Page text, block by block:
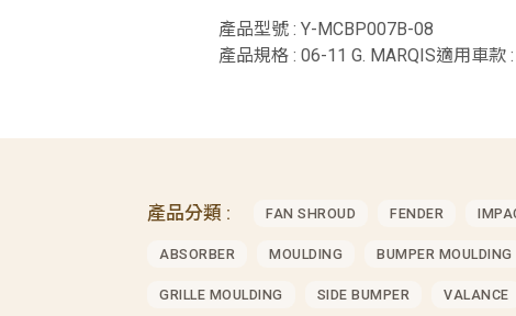
產品型號 : Y-MCBP007B-08
產品規格 : 06-11 G. MARQIS適用車款 :
產品分類 : FAN SHROUD FENDER
ABSORBER MOULDING BUMPER MOULDING
GRILLE MOULDING SIDE BUMPER VALANCE